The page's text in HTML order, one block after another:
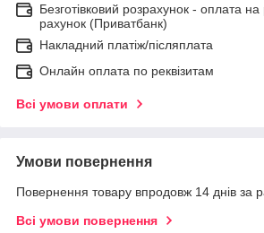
Безготівковий розрахунок - оплата
рахунок (Приватбанк)
Накладний платіж/післяплата
Онлайн оплата по реквізитам
Всі умови оплати
Умови повернення
Повернення товару впродовж 14 днів за
Всі умови повернення